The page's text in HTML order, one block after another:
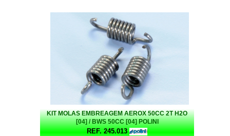
KIT MOLAS EMBREAGEM AEROX 50CC 2T H2O
[04] / BWS 50CC [04] POLINI
REF. 245.013